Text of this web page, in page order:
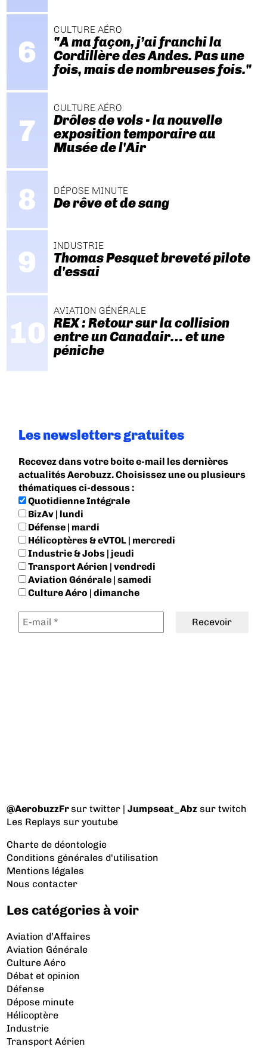
CULTURE AÉRO
"A ma façon, j’ai franchi la
Cordillère des Andes. Pas une
fois, mais de nombreuses fois."
CULTURE AÉRO
Drôles de vols - la nouvelle
exposition temporaire au
Musée de l'Air
DÉPOSE MINUTE
De rêve et de sang
INDUSTRIE
Thomas Pesquet breveté pilote
d'essai
AVIATION GÉNÉRALE
REX : Retour sur la collision
entre un Canadair… et une
péniche
Les newsletters gratuites
Recevez dans votre boite e-mail les dernières
actualités Aerobuzz. Choisissez une ou plusieurs
thématiques ci-dessous :
Quotidienne Intégrale
BizAv | lundi
Défense | mardi
Hélicoptères & eVTOL | mercredi
Industrie & Jobs | jeudi
Transport Aérien | vendredi
Aviation Générale | samedi
Culture Aéro | dimanche
@AerobuzzFrsur twitter |Jumpseat_Abz sur twitch
Les Replays sur youtube
Charte de déontologie
Conditions générales d'utilisation
Mentions légales
Nous contacter
Les catégories à voir
Aviation d’Affaires
Aviation Générale
Culture Aéro
Débat et opinion
Défense
Dépose minute
Hélicoptère
Industrie
Transport Aérien